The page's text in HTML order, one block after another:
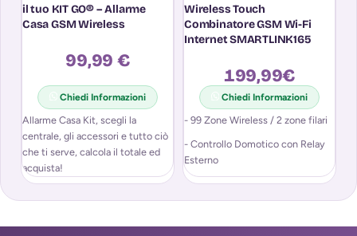
il tuo KIT GO® – Allarme
Casa GSM Wireless
99,99 €
Chiedi Informazioni
Allarme Casa Kit, scegli la
centrale, gli accessori e tutto ciò
che ti serve, calcola il totale ed
acquista!
Wireless Touch
Combinatore GSM Wi-Fi
Internet SMARTLINK165
199,99€
Chiedi Informazioni
- 99 Zone Wireless / 2 zone filari
- Controllo Domotico con Relay
Esterno
- Registrazione Messaggio Vocale
per Allarme